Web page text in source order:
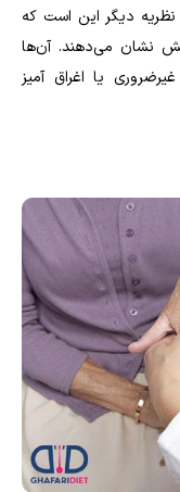
نظریه دیگر این است که
نشان می‌دهند. آن‌ها
یا اغراق آمیز